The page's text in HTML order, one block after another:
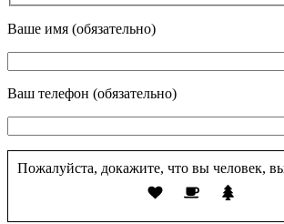
Ваше имя (обязательно)
Ваш телефон (обязательно)
Пожалуйста, докажите, что вы человек,